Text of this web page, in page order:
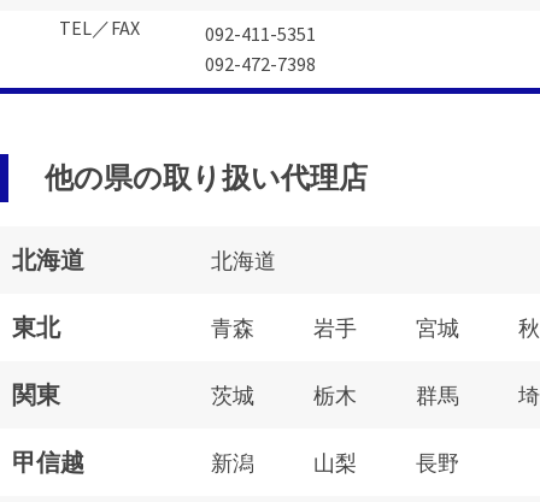
TEL／FAX
092-411-5351
092-472-7398
他の県の取り扱い代理店
北海道 北海道
東北 青森 岩手 宮城
関東 茨城 栃木 群馬
甲信越 新潟 山梨 長野